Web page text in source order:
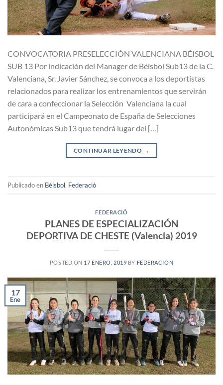
CONVOCATORIA PRESELECCIÓN VALENCIANA BÉISBOL
SUB 13 Por indicación del Manager de Béisbol Sub13 de la C.
Valenciana, Sr. Javier Sánchez, se convoca a los deportistas
relacionados para realizar los entrenamientos que servirán
de cara a confeccionar la Selección Valenciana la cual
participará en el Campeonato de España de Selecciones
Autonómicas Sub13 que tendrá lugar del […]
CONTINUAR LEYENDO →
Publicado en Béisbol, Federació
FEDERACIÓ
PLANES DE ESPECIALIZACIÓN
DEPORTIVA DE CHESTE (Valencia) 2019
POSTED ON 17 ENERO, 2019 BY FEDERACION
17
Ene